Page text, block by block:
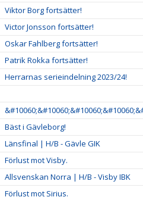
Viktor Borg fortsätter!
Victor Jonsson fortsätter!
Oskar Fahlberg fortsätter!
Patrik Rokka fortsätter!
Herrarnas serieindelning 2023/24!
Bäst i Gävleborg!
Länsfinal | H/B - Gävle GIK
Förlust mot Visby.
Allsvenskan Norra | H/B - Visby IBK
Förlust mot Sirius.